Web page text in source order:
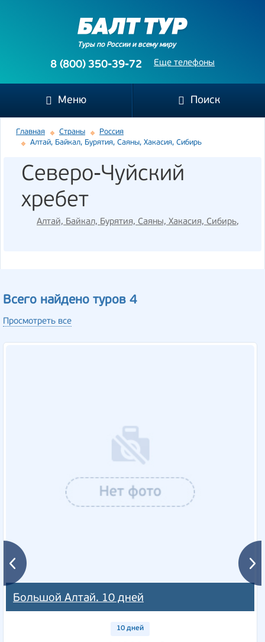
Туры по России и всему миру
Еще телефоны
8 (800) 350-39-72
Меню Поиск
Главная Страны
Россия
Алтай, Байкал, Бурятия, Саяны, Хакасия, Сибирь
Северо-Чуйский
хребет
Алтай, Байкал, Бурятия, Саяны, Хакасия, Сибирь,
Всего найдено туров 4
Просмотреть все
Большой Алтай. 10 дней
10 дней